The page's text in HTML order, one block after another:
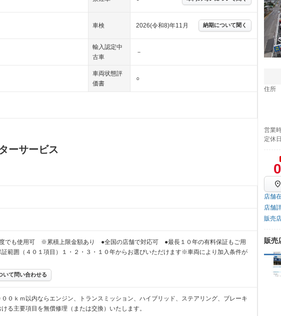
車検 2026(令和8)年11月 納期について聞く
輸入認定中
古車
－
車両状態評
価書
○
ーサービス
でも使用可 ※累積上限金額あり ●全国の店舗で対応可 ●最長１０年の有料保証もご用
証範囲（４０１項目）１・２・３・１０年からお選びいただけます※車両により加入条件が
いて問い合わせる
００ｋｍ以内ならエンジン、トランスミッション、ハイブリッド、ステアリング、ブレーキ
る主要項目を無償修理（または交換）いたします。
住所
営業
定休日
店舗
店舗
販売
販売